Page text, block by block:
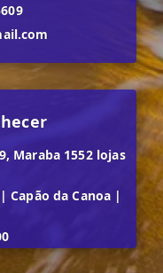
Maraba 1552 lojas
| Capão da Canoa |